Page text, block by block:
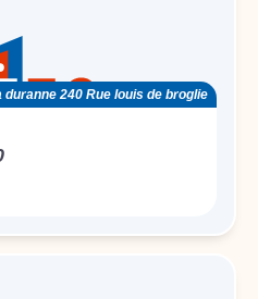
duranne 240 Rue louis de broglie